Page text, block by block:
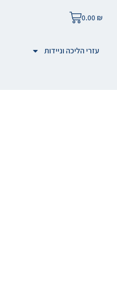
0.00 ₪
עזרי הליכה וניידות